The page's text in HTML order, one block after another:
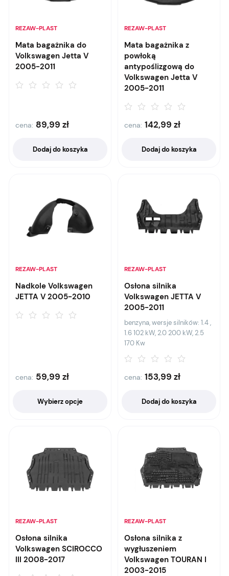
REZAW-PLAST
Mata bagażnika do
Volkswagen Jetta V
2005-2011
cena: 89,99 zł
Dodaj do koszyka
REZAW-PLAST
Mata bagażnika z
powłoką
antypoślizgową do
Volkswagen Jetta V
2005-2011
cena: 142,99 zł
Dodaj do koszyka
REZAW-PLAST
Nadkole Volkswagen
JETTA V 2005-2010
cena: 59,99 zł
Wybierz opcje
REZAW-PLAST
Osłona silnika
Volkswagen JETTA V
2005-2011
benzyna, wersje silników: 1.4 ,
1.6 102 kW, 2.0 200 kW, 2.5
170 Kw
cena: 153,99 zł
Dodaj do koszyka
REZAW-PLAST
Osłona silnika
Volkswagen SCIROCCO
III 2008-2017
REZAW-PLAST
Osłona silnika z
wygłuszeniem
Volkswagen TOURAN I
2003-2015